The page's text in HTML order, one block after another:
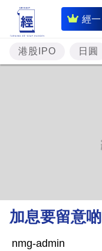
經一
即
時
財
經
理
財
港股IPO 日圓
加息要留意
nmg-admin